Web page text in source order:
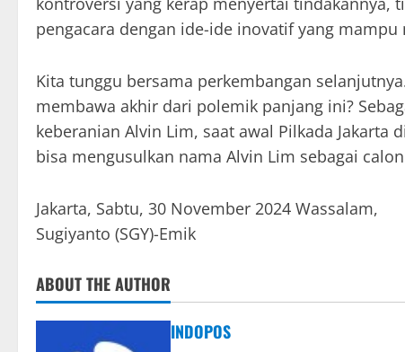
pengacara dengan ide-ide inovatif yang
Kita tunggu bersama perkembangan
membawa akhir dari polemik panjang ini?
keberanian Alvin Lim, saat awal Pilkada
bisa mengusulkan nama Alvin Lim sebagai
Jakarta, Sabtu, 30 November 2024 Wassalam,
Sugiyanto (SGY)-Emik
ABOUT THE AUTHOR
INDOPOS